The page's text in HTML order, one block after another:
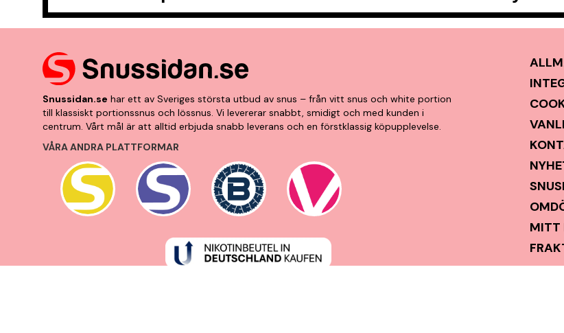
Snussidan.se har ett av Sveriges största utbud av snus – från vitt snus och white portion
till klassiskt portionssnus och lössnus. Vi levererar snabbt, smidigt och med kunden i
centrum. Vårt mål är att alltid erbjuda snabb leverans och en förstklassig köpupplevelse.
VÅRA ANDRA PLATTFORMAR
MITT